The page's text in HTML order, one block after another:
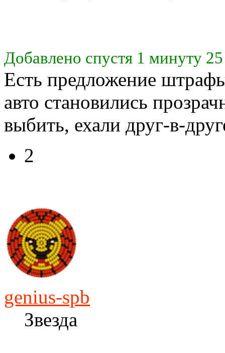
Добавлено спустя 1 минуту
Есть предложение
авто становились
выбить, ехали друг-в-
2
genius-spb
Звезда